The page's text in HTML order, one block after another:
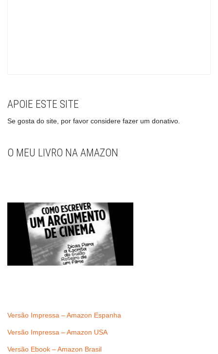
APOIE ESTE SITE
Se gosta do site, por favor considere fazer um donativo.
O MEU LIVRO NA AMAZON
Versão Impressa – Amazon Espanha
Versão Impressa – Amazon USA
Versão Ebook – Amazon Brasil